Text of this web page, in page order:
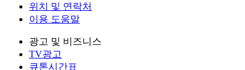
위치 및 연락처
이용 도움말
광고 및 비즈니스
TV광고
큐톤시간표